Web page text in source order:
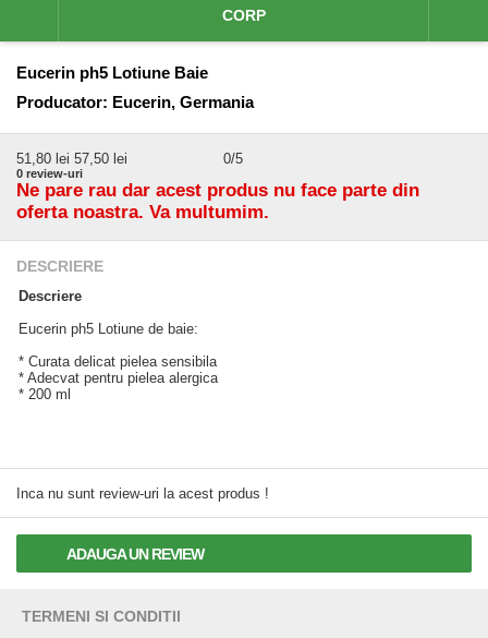
CORP
Eucerin ph5 Lotiune Baie
Producator: Eucerin, Germania
51,80 lei 57,50 lei 0/5
0 review-uri
Ne pare rau dar acest produs nu face parte din
oferta noastra. Va multumim.
DESCRIERE
Descriere
Eucerin ph5 Lotiune de baie:
* Curata delicat pielea sensibila
* Adecvat pentru pielea alergica
* 200 ml
Inca nu sunt review-uri la acest produs !
ADAUGA UN REVIEW
TERMENI SI CONDITII